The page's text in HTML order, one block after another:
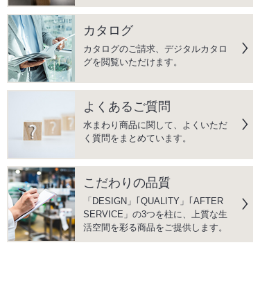
カタログ
カタログのご請求、デジタルカタロ
グを閲覧いただけます。
よくあるご質問
水まわり商品に関して、よくいただ
く質問をまとめています。
こだわりの品質
「DESIGN」｢QUALITY」｢AFTER
SERVICE」の3つを柱に、上質な生
活空間を彩る商品をご提供します。